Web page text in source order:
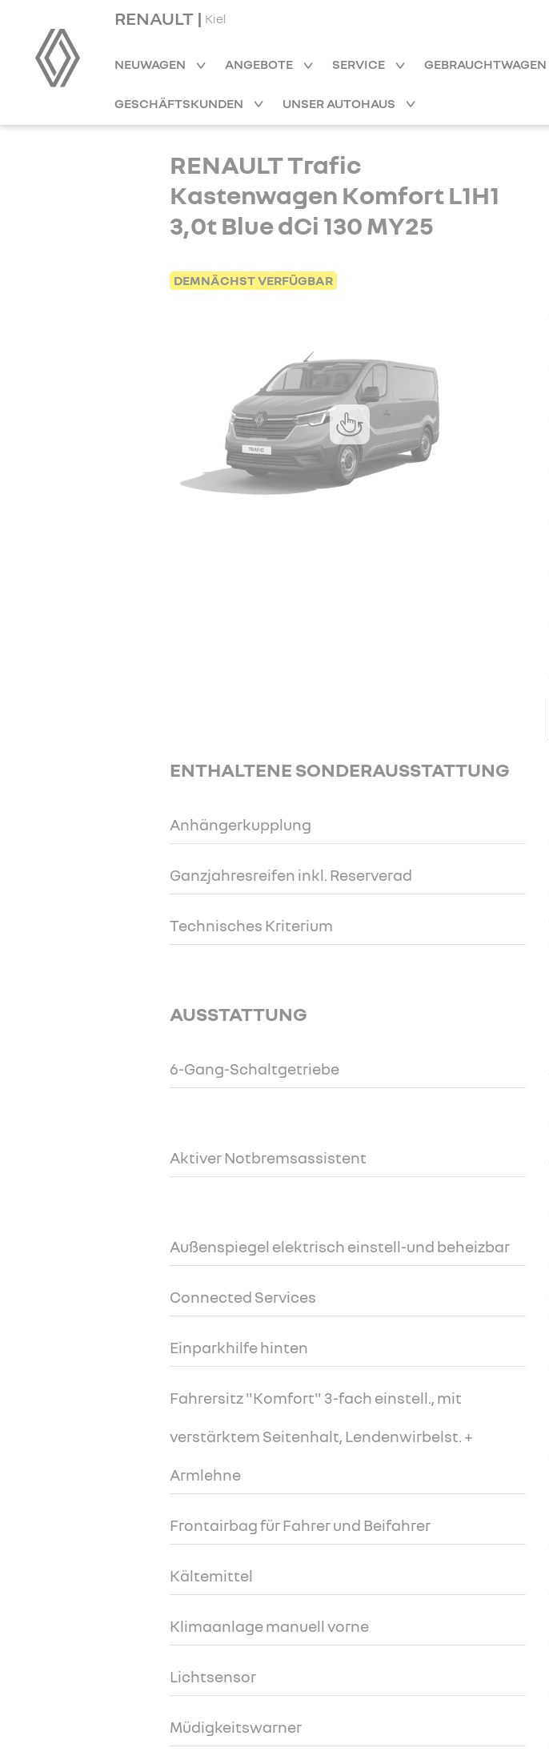
RENAULT | Kiel
NEUWAGEN ANGEBOTE SERVICE GEBRAUCHTWAGEN
GESCHÄFTSKUNDEN UNSER AUTOHAUS
RENAULT Trafic
Kastenwagen Komfort L1H1
3,0t Blue dCi 130 MY25
DEMNÄCHST VERFÜGBAR
ENTHALTENE SONDERAUSSTATTUNG
Anhängerkupplung
Ganzjahresreifen inkl. Reserverad
Technisches Kriterium
AUSSTATTUNG
6-Gang-Schaltgetriebe
Aktiver Notbremsassistent
Außenspiegel elektrisch einstell-und beheizbar
Connected Services
Einparkhilfe hinten
Fahrersitz "Komfort" 3-fach einstell., mit
verstärktem Seitenhalt, Lendenwirbelst. +
Armlehne
Frontairbag für Fahrer und Beifahrer
Kältemittel
Klimaanlage manuell vorne
Lichtsensor
Müdigkeitswarner